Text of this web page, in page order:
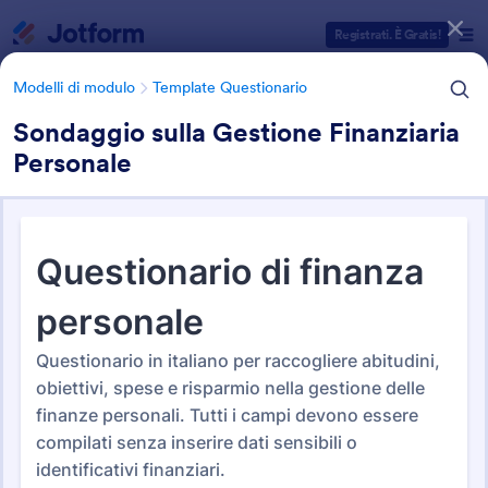
Registrati. È Gratis!
Modelli di modulo Template Questionario
Sondaggio sulla Gestione Finanziaria
Personale
500+ Modelli di Questionari
ed Esempi
553 Template
Categorie Template Moduli